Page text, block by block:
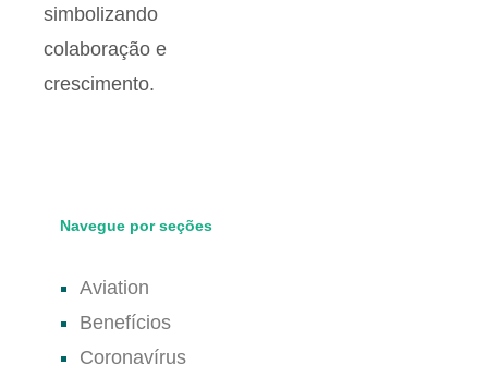
Navegue por seções
Aviation
Benefícios
Coronavírus